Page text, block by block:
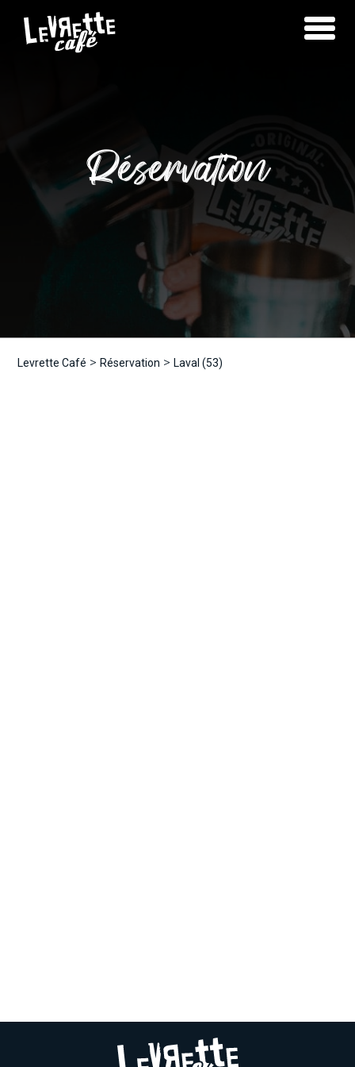
Réservation
Levrette Café >Réservation >Laval (53)